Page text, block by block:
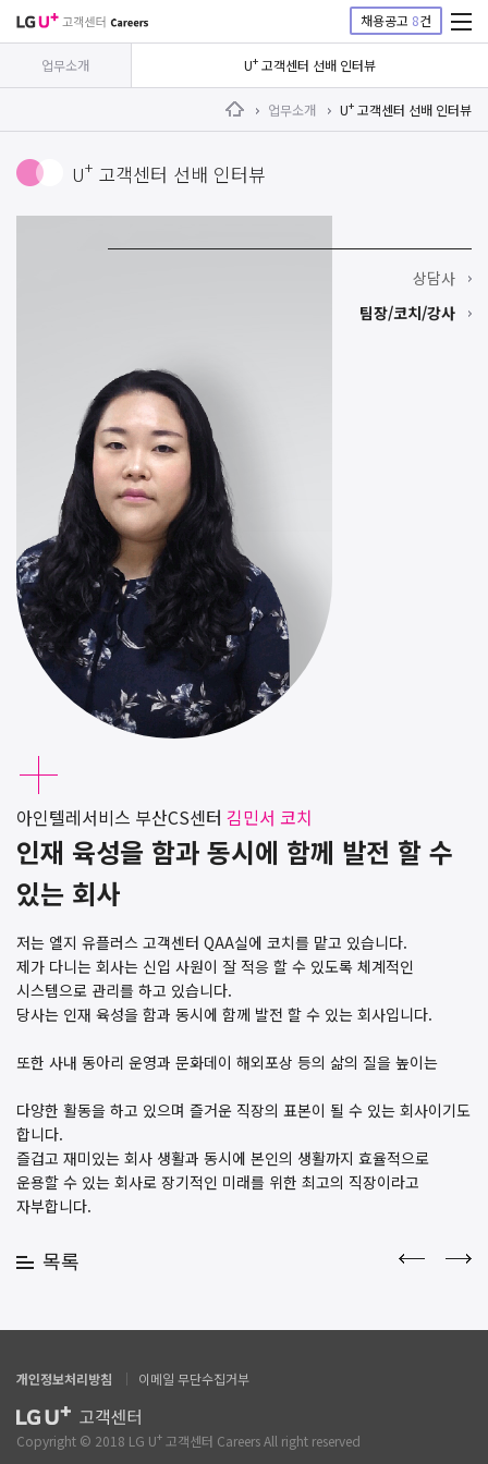
채용공고 8건
업무소개 U+ 고객센터 선배 인터뷰
Home 업무소개 U+ 고객센터 선배 인터뷰
U+ 고객센터 선배 인터뷰
상담사
팀장/코치/강사
아인텔레서비스 부산CS센터 김민서 코치
인재 육성을 함과 동시에 함께 발전 할 수
있는 회사
저는 엘지 유플러스 고객센터 QAA실에 코치를 맡고 있습니다.
제가 다니는 회사는 신입 사원이 잘 적응 할 수 있도록 체계적인
시스템으로 관리를 하고 있습니다.
당사는 인재 육성을 함과 동시에 함께 발전 할 수 있는 회사입니다.
또한 사내 동아리 운영과 문화데이 해외포상 등의 삶의 질을 높이는
다양한 활동을 하고 있으며 즐거운 직장의 표본이 될 수 있는 회사이기도
합니다.
즐겁고 재미있는 회사 생활과 동시에 본인의 생활까지 효율적으로
운용할 수 있는 회사로 장기적인 미래를 위한 최고의 직장이라고
자부합니다.
목록
개인정보처리방침 이메일 무단수집거부
Copyright © 2018 LG U+ 고객센터 Careers All right reserved